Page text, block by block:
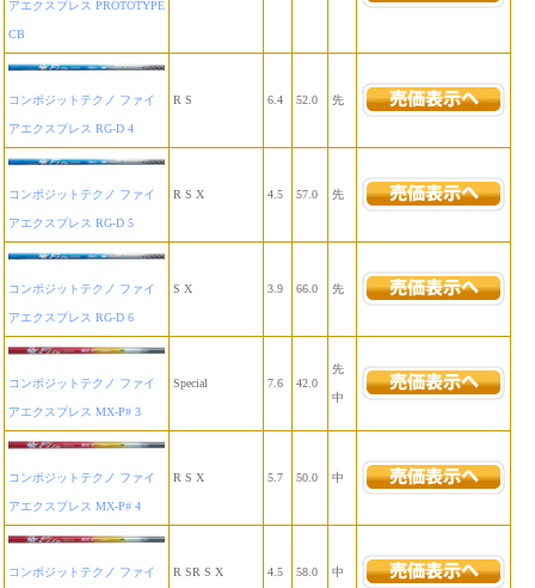
アエクスプレス PROTOTYPE
CB
コンポジットテクノ ファイ
アエクスプレス RG-D 4
R S 6.4 52.0 先
コンポジットテクノ ファイ
アエクスプレス RG-D 5
R S X 4.5 57.0 先
コンポジットテクノ ファイ
アエクスプレス RG-D 6
S X 3.9 66.0 先
コンポジットテクノ ファイ
アエクスプレス MX-P# 3
Special 7.6 42.0
先
中
コンポジットテクノ ファイ
アエクスプレス MX-P# 4
R S X 5.7 50.0 中
コンポジットテクノ ファイ R SR S X 4.5 58.0 中